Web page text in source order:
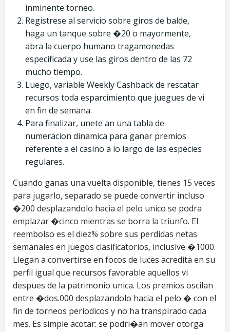
inminente torneo.
Registrese al servicio sobre giros de balde,
haga un tanque sobre �20 o mayormente,
abra la cuerpo humano tragamonedas
especificada y use las giros dentro de las 72
mucho tiempo.
Luego, variable Weekly Cashback de rescatar
recursos toda esparcimiento que juegues de vi
en fin de semana.
Para finalizar, unete an una tabla de
numeracion dinamica para ganar premios
referente a el casino a lo largo de las especies
regulares.
Cuando ganas una vuelta disponible, tienes 15 veces
para jugarlo, separado se puede convertir incluso
�200 desplazandolo hacia el pelo unico se podra
emplazar �cinco mientras se borra la triunfo. El
reembolso es el diez% sobre sus perdidas netas
semanales en juegos clasificatorios, inclusive �1000.
Llegan a convertirse en focos de luces acredita en su
perfil igual que recursos favorable aquellos vi
despues de la patrimonio unica. Los premios oscilan
entre �dos.000 desplazandolo hacia el pelo � con el
fin de torneos periodicos y no ha transpirado cada
mes. Es simple acotar: se podri�an mover otorga